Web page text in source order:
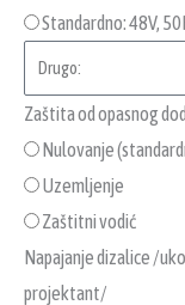
Standardno: 48V,
Zaštita od opasnog
Nulovanje
Uzemljenje
Zaštitni vodić
Napajanje dizalice /
projektant/